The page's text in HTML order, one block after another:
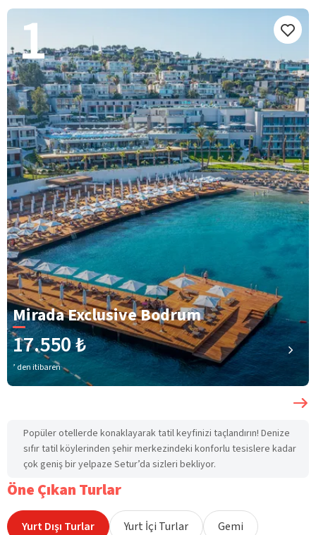
1
Mirada Exclusive Bodrum
17.550 ₺
’ den itibaren
Popüler otellerde konaklayarak tatil keyfinizi taçlandırın! Denize
sıfır tatil köylerinden şehir merkezindeki konforlu tesislere kadar
çok geniş bir yelpaze Setur’da sizleri bekliyor.
Öne Çıkan Turlar
Yurt Dışı Turlar Yurt İçi Turlar Gemi